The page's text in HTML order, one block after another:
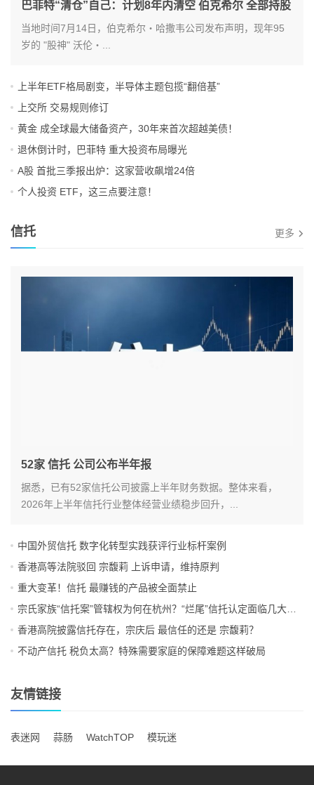
巴菲特“清仓”自己：计划8年内清空 伯克希尔 全部持股
当地时间7月14日，伯克希尔・哈撒韦公司发布声明，现年95
岁的 "股神" 沃伦・...
上半年ETF格局剧变，半导体主题包揽“翻倍基”
上交所 交易规则修订
黄金 成全球最大储备资产，30年来首次超越美债！
退休倒计时，巴菲特 重大投资布局曝光
A股 首批三季报出炉：这家营收飙增24倍
个人投资 ETF，这三点要注意！
信托 更多
52家 信托 公司公布半年报
据悉，已有52家信托公司披露上半年财务数据。整体来看，
2026年上半年信托行业整体经营业绩稳步回升，...
中国外贸信托 数字化转型实践获评行业标杆案例
香港高等法院驳回 宗馥莉 上诉申请，维持原判
重大变革！信托 最赚钱的产品被全面禁止
宗氏家族“信托案”管辖权为何在杭州？“烂尾”信托认定面临几大挑战？
香港高院披露信托存在，宗庆后 最信任的还是 宗馥莉？
不动产信托 税负太高？特殊需要家庭的保障难题这样破局
友情链接
表迷网 蒜肠 WatchTOP 模玩迷